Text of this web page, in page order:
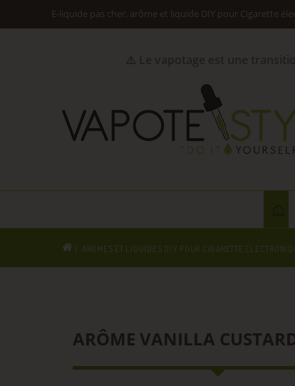
E-liquide pas cher, arôme et liquide DIY pour Cigarette
ARÔMES ET LIQUIDES DIY POUR CIGARETTE
ARÔME VANILLA